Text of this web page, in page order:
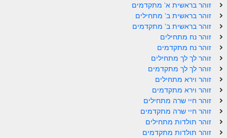
זוהר מצורע למתקדמים
זוהר אחרי מות למתחילים
זוהר אחרי מות למתקדמים
הזוהר הקדוש – קדושים למתחילים
הזוהר הקדוש – קדושים למתקדמים
ספר הזוהר אמור השקפה
ספר הזוהר אמור מתקדמים
זוהר בראשית א' מתקדמים
זוהר בראשית ב' מתחילים
זוהר בראשית ב' מתקדמים
זוהר נח מתחילים
זוהר נח מתקדמים
זוהר לך לך מתחילים
זוהר לך לך מתקדמים
זוהר וירא מתחילים
זוהר וירא מתקדמים
זוהר חיי שרה מתחילים
זוהר חיי שרה מתקדמים
זוהר תולדות מתחילים
זוהר תולדות מתקדמים